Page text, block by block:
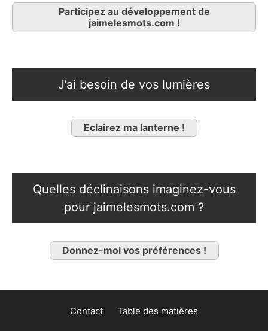
Participez au développement de
jaimelesmots.com !
J’ai besoin de vos lumières
Eclairez ma lanterne !
Quelles déclinaisons imaginez-vous
pour jaimelesmots.com ?
Donnez-moi vos préférences !
Contact Table des matières